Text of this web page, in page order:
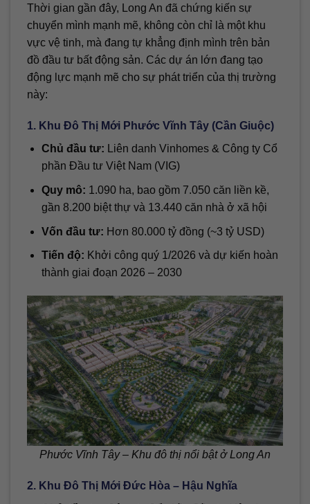
Thời gian gần đây, Long An đã chứng kiến sự
chuyển mình mạnh mẽ, không còn chỉ là một khu
vực vệ tinh, mà đang tự khẳng định mình trên bản
đồ đầu tư bất động sản. Các dự án lớn đang tạo
động lực mạnh mẽ cho sự phát triển của thị trường
này:
1. Khu Đô Thị Mới Phước Vĩnh Tây (Cần Giuộc)
Chủ đầu tư: Liên danh Vinhomes & Công ty Cổ
phần Đầu tư Việt Nam (VIG)
Quy mô: 1.090 ha, bao gồm 7.050 căn liền kề,
gần 8.200 biệt thự và 13.440 căn nhà ở xã hội
Vốn đầu tư: Hơn 80.000 tỷ đồng (~3 tỷ USD)
Tiến độ: Khởi công quý 1/2026 và dự kiến hoàn
thành giai đoạn 2026 – 2030
Phước Vĩnh Tây – Khu đô thị nổi bật ở Long An
2. Khu Đô Thị Mới Đức Hòa – Hậu Nghĩa